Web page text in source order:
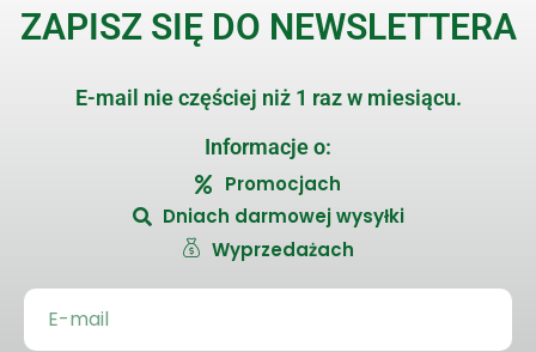
ZAPISZ SIĘ DO NEWSLETTERA
E-mail nie częściej niż 1 raz w miesiącu.
Informacje o:
Promocjach
Dniach darmowej wysyłki
Wyprzedażach